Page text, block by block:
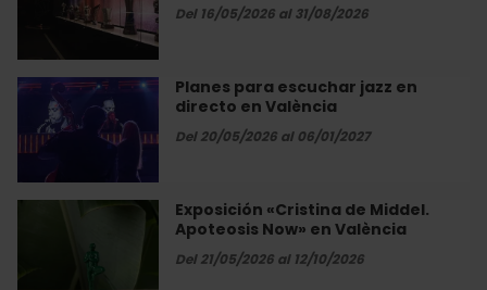
Del 16/05/2026 al 31/08/2026
Valencia
Basket
Roig
Arena
Planes para escuchar jazz en
directo en València
Del 20/05/2026 al 06/01/2027
Planes
para
escuchar
jazz
en
directo
Exposición «Cristina de Middel.
Apoteosis Now» en València
Del 21/05/2026 al 12/10/2026